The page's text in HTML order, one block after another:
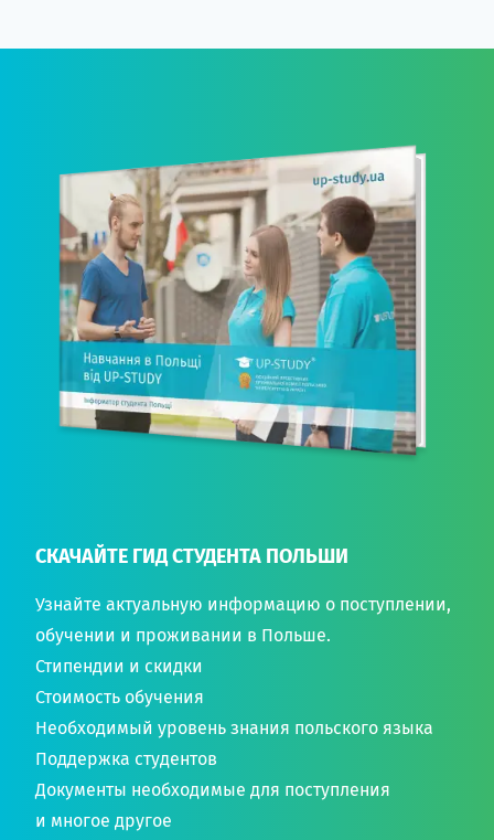
СКАЧАЙТЕ ГИД СТУДЕНТА ПОЛЬШИ
Узнайте актуальную информацию о поступлении,
обучении и проживании в Польше.
Стипендии и скидки
Стоимость обучения
Необходимый уровень знания польского языка
Поддержка студентов
Документы необходимые для поступления
и многое другое